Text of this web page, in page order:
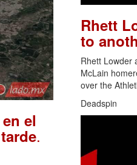
el
.
Rhett
to
Rhett Lowder
McLain
over the
Deadspin